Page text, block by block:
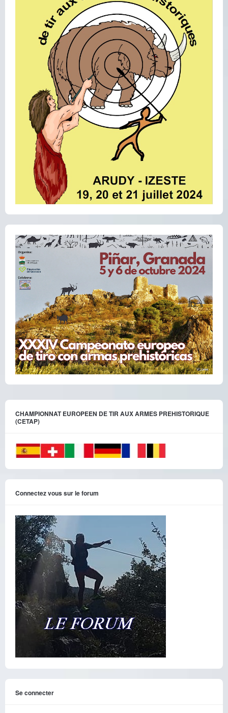
CHAMPIONNAT EUROPEEN DE TIR AUX ARMES PREHISTORIQUE
(CETAP)
Connectez vous sur le forum
Se connecter